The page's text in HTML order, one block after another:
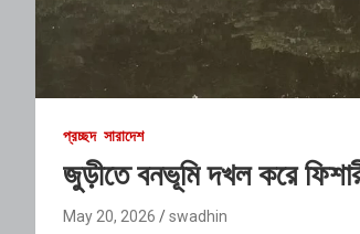
প্রচ্ছদ সারাদেশ
জুড়ীতে বনভূমি দখল করে
May 20, 2026 swadhin